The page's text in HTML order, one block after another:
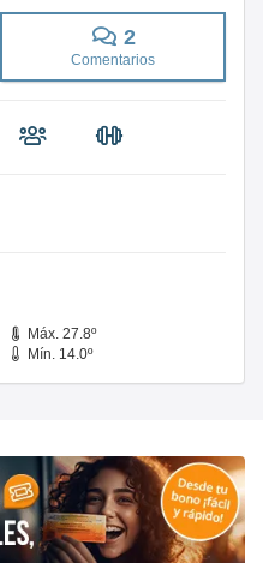
2
Comentarios
Máx. 27.8º
Mín. 14.0º